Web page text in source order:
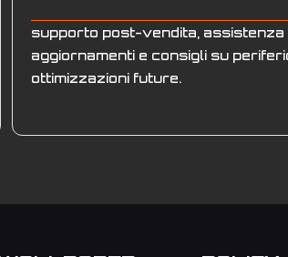
supporto post-vendita, assistenza
aggiornamenti e consigli su
ottimizzazioni future.